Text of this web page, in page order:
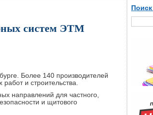
систем ЭТМ
Более 140 производителей
и строительства.
направлений для частного,
и щитового